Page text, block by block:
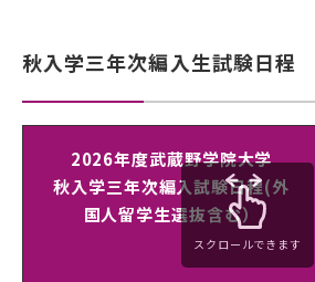
秋入学三年次編入生試験日程
2026年度武蔵野学院大学
秋入学三年次編入試験日程(外
国人留学生選抜含む）
スクロールできます